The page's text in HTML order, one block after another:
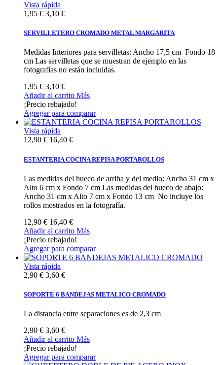
Vista rápida
1,95 € 3,10 €
SERVILLETERO CROMADO METAL MARGARITA
Medidas Interiores para servilletas: Ancho 17,5 cm Fondo 18
cm Las servilletas que se muestran de ejemplo en las
fotografías no están incluidas.
1,95 € 3,10 €
Añadir al carrito Más
¡Precio rebajado!
Agregar para comparar
Vista rápida
12,90 € 16,40 €
ESTANTERIA COCINA REPISA PORTAROLLOS
Las medidas del hueco de arriba y del medio: Ancho 31 cm x
Alto 6 cm x Fondo 7 cm Las medidas del hueco de abajo:
Ancho 31 cm x Alto 7 cm x Fondo 13 cm No incluye los
rollos mostrados en la fotografía.
12,90 € 16,40 €
Añadir al carrito Más
¡Precio rebajado!
Agregar para comparar
Vista rápida
2,90 € 3,60 €
SOPORTE 6 BANDEJAS METALICO CROMADO
La distancia entre separaciones es de 2,3 cm
2,90 € 3,60 €
Añadir al carrito Más
¡Precio rebajado!
Agregar para comparar